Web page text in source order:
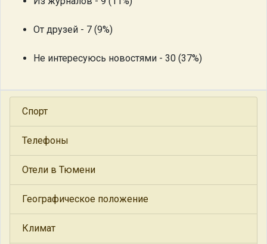
От друзей - 7 (9%)
Не интересуюсь новостями - 30 (37%)
Спорт
Телефоны
Отели в Тюмени
Географическое положение
Климат